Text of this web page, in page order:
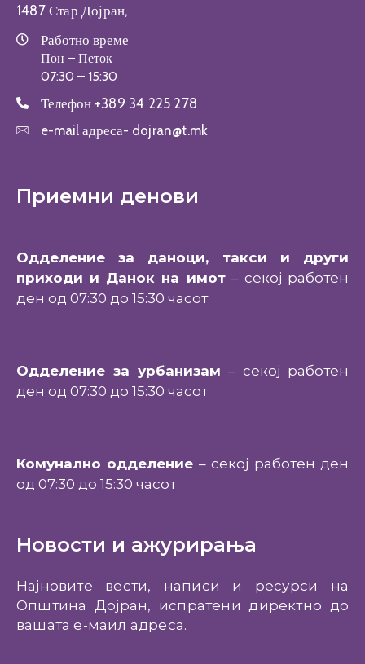
1487 Стар Дојран,
Работно време
Пон – Петок
07:30 – 15:30
Телефон +389 34 225 278
e-mail адреса- dojran@t.mk
Приемни денови
Одделение за даноци, такси и други
приходи и Данок на имот– секој работен
ден од 07:30 до 15:30 часот
Одделение за урбанизам – секој работен
ден од 07:30 до 15:30 часот
Комунално одделение – секој работен ден
од 07:30 до 15:30 часот
Новости и ажурирања
Најновите вести, написи и ресурси на
Општина Дојран, испратени директно до
вашата е-маил адреса.